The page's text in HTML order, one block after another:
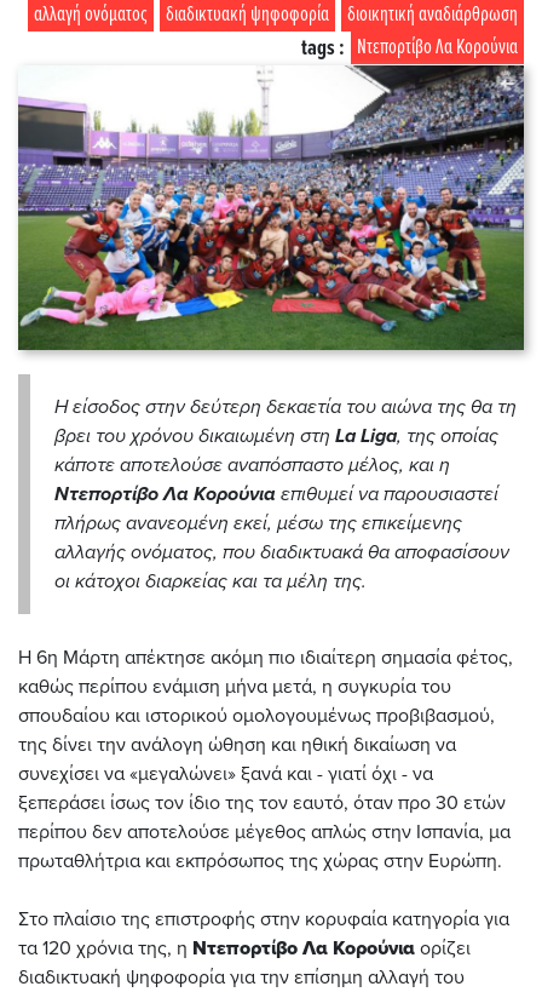
διοικητική αναδιάρθρωση
διαδικτυακή ψηφοφορία
αλλαγή ονόματος
Ντεπορτίβο Λα Κορούνια
tags :
Η είσοδος στην δεύτερη δεκαετία του αιώνα της θα τη
βρει του χρόνου δικαιωμένη στη La Liga, της οποίας
κάποτε αποτελούσε αναπόσπαστο μέλος, και η
Ντεπορτίβο Λα Κορούνια επιθυμεί να παρουσιαστεί
πλήρως ανανεομένη εκεί, μέσω της επικείμενης
αλλαγής ονόματος, που διαδικτυακά θα αποφασίσουν
οι κάτοχοι διαρκείας και τα μέλη της.
Η 6η Μάρτη απέκτησε ακόμη πιο ιδιαίτερη σημασία φέτος,
καθώς περίπου ενάμιση μήνα μετά, η συγκυρία του
σπουδαίου και ιστορικού ομολογουμένως προβιβασμού,
της δίνει την ανάλογη ώθηση και ηθική δικαίωση να
συνεχίσει να «μεγαλώνει» ξανά και - γιατί όχι - να
ξεπεράσει ίσως τον ίδιο της τον εαυτό, όταν προ 30 ετών
περίπου δεν αποτελούσε μέγεθος απλώς στην Ισπανία, μα
πρωταθλήτρια και εκπρόσωπος της χώρας στην Ευρώπη.
Στο πλαίσιο της επιστροφής στην κορυφαία κατηγορία για
τα 120 χρόνια της, η Ντεπορτίβο Λα Κορούνια ορίζει
διαδικτυακή ψηφοφορία για την επίσημη αλλαγή του